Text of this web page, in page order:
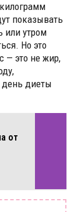
показывать
или утром
Но это
— это не жир,
день диеты
от